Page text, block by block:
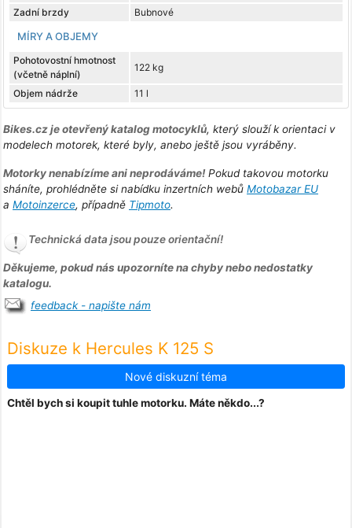
Zadní brzdy
Bubnové
MÍRY A OBJEMY
Pohotovostní hmotnost
(včetně náplní)
122 kg
Objem nádrže 11 l
Bikes.cz je otevřený katalog motocyklů, který slouží k orientaci v
modelech motorek, které byly, anebo ještě jsou vyráběny.
Motorky nenabízíme ani neprodáváme!Pokud takovou motorku
sháníte, prohlédněte si nabídku inzertních webů Motobazar EU
a Motoinzerce, případně Tipmoto.
Technická data jsou pouze orientační!
Děkujeme, pokud nás upozorníte na chyby nebo nedostatky
katalogu.
feedback - napište nám
Diskuze k Hercules K 125 S
Nové diskuzní téma
Chtěl bych si koupit tuhle motorku. Máte někdo...?